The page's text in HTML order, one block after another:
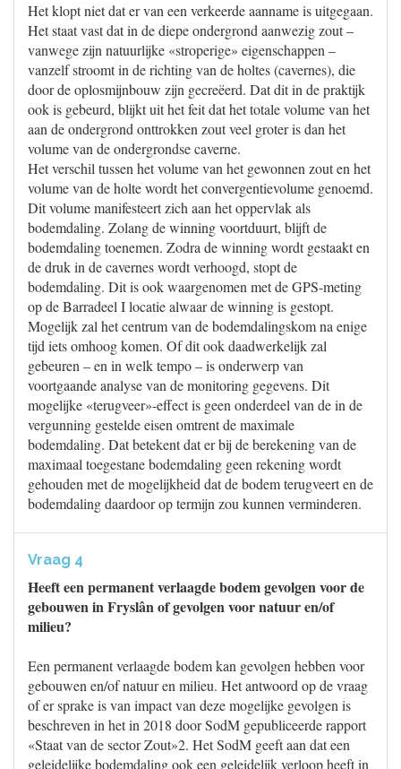
Het klopt niet dat er van een verkeerde aanname is uitgegaan.
Het staat vast dat in de diepe ondergrond aanwezig zout –
vanwege zijn natuurlijke «stroperige» eigenschappen –
vanzelf stroomt in de richting van de holtes (cavernes), die
door de oplosmijnbouw zijn gecreëerd. Dat dit in de praktijk
ook is gebeurd, blijkt uit het feit dat het totale volume van het
aan de ondergrond onttrokken zout veel groter is dan het
volume van de ondergrondse caverne.
Het verschil tussen het volume van het gewonnen zout en het
volume van de holte wordt het convergentievolume genoemd.
Dit volume manifesteert zich aan het oppervlak als
bodemdaling. Zolang de winning voortduurt, blijft de
bodemdaling toenemen. Zodra de winning wordt gestaakt en
de druk in de cavernes wordt verhoogd, stopt de
bodemdaling. Dit is ook waargenomen met de GPS-meting
op de Barradeel I locatie alwaar de winning is gestopt.
Mogelijk zal het centrum van de bodemdalingskom na enige
tijd iets omhoog komen. Of dit ook daadwerkelijk zal
gebeuren – en in welk tempo – is onderwerp van
voortgaande analyse van de monitoring gegevens. Dit
mogelijke «terugveer»-effect is geen onderdeel van de in de
vergunning gestelde eisen omtrent de maximale
bodemdaling. Dat betekent dat er bij de berekening van de
maximaal toegestane bodemdaling geen rekening wordt
gehouden met de mogelijkheid dat de bodem terugveert en de
bodemdaling daardoor op termijn zou kunnen verminderen.
Vraag 4
Heeft een permanent verlaagde bodem gevolgen voor de
gebouwen in Fryslân of gevolgen voor natuur en/of
milieu?
Een permanent verlaagde bodem kan gevolgen hebben voor
gebouwen en/of natuur en milieu. Het antwoord op de vraag
of er sprake is van impact van deze mogelijke gevolgen is
beschreven in het in 2018 door SodM gepubliceerde rapport
«Staat van de sector Zout»2. Het SodM geeft aan dat een
geleidelijke bodemdaling ook een geleidelijk verloop heeft in